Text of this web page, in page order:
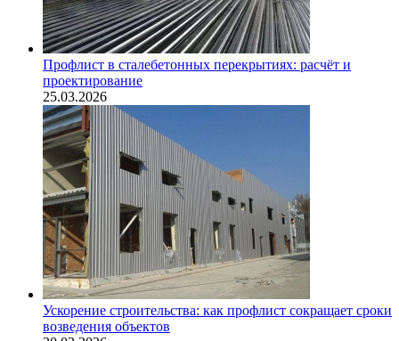
Профлист в сталебетонных перекрытиях: расчёт и
проектирование
25.03.2026
Ускорение строительства: как профлист сокращает сроки
возведения объектов